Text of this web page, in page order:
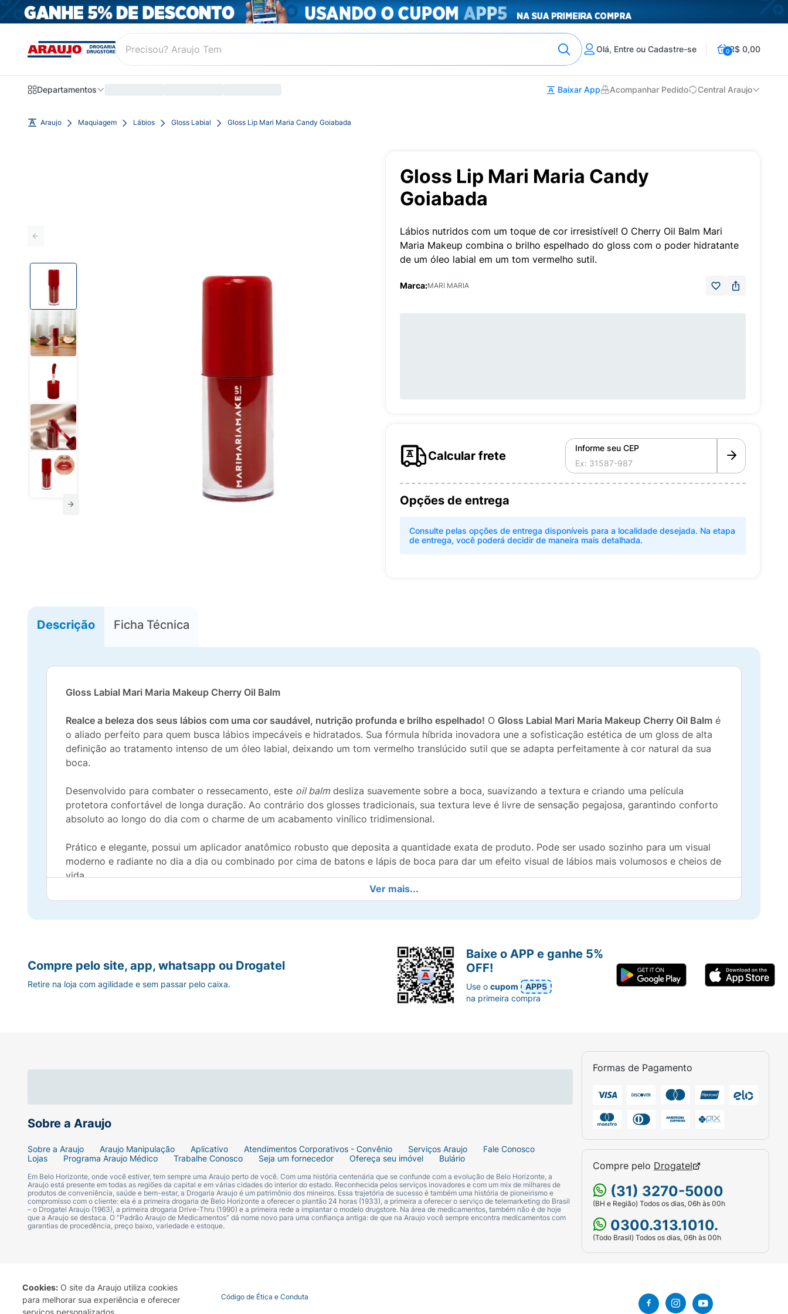
Cookies: O site da Araujo utiliza cookies
para melhorar sua experiência e oferecer
serviços personalizados.
Olá, Entre ou Cadastre-se 0R$ 0,00
Departamentos Baixar App Acompanhar Pedido Central Araujo
Araujo Maquiagem Lábios Gloss Labial Gloss Lip Mari Maria Candy Goiabada
Gloss Lip Mari Maria Candy
Goiabada
Lábios nutridos com um toque de cor irresistível! O Cherry Oil Balm Mari
Maria Makeup combina o brilho espelhado do gloss com o poder hidratante
de um óleo labial em um tom vermelho sutil.
Marca:MARI MARIA
Calcular frete
Informe seu CEP
Opções de entrega
Consulte pelas opções de entrega disponíveis para a localidade desejada. Na etapa
de entrega, você poderá decidir de maneira mais detalhada.
Descrição Ficha Técnica
Gloss Labial Mari Maria Makeup Cherry Oil Balm
Realce a beleza dos seus lábios com uma cor saudável, nutrição profunda e brilho espelhado! O Gloss Labial Mari Maria Makeup Cherry Oil Balm é
o aliado perfeito para quem busca lábios impecáveis e hidratados. Sua fórmula híbrida inovadora une a sofisticação estética de um gloss de alta
definição ao tratamento intenso de um óleo labial, deixando um tom vermelho translúcido sutil que se adapta perfeitamente à cor natural da sua
boca.
Desenvolvido para combater o ressecamento, este oil balmdesliza suavemente sobre a boca, suavizando a textura e criando uma película
protetora confortável de longa duração. Ao contrário dos glosses tradicionais, sua textura leve é livre de sensação pegajosa, garantindo conforto
absoluto ao longo do dia com o charme de um acabamento vinílico tridimensional.
Prático e elegante, possui um aplicador anatômico robusto que deposita a quantidade exata de produto. Pode ser usado sozinho para um visual
moderno e radiante no dia a dia ou combinado por cima de batons e lápis de boca para dar um efeito visual de lábios mais volumosos e cheios de
vida.
Benefícios e Diferenciais:
Toque de Cor Saudável: Deixa um leve e sofisticado tom avermelhado translúcido ideal para qualquer ocasião.
Acabamento Espelhado Confortável: Entrega um brilho cristalino que reflete a luz sem escorrer e sem ficar grudento.
Ver mais...
Sobre a Araujo
Sobre a Araujo Araujo Manipulação Aplicativo Atendimentos Corporativos - Convênio Serviços Araujo
Fale Conosco
Lojas
Programa Araujo Médico Trabalhe Conosco Seja um fornecedor Ofereça seu imóvel Bulário
Em Belo Horizonte, onde você estiver, tem sempre uma Araujo perto de você. Com uma história centenária que se confunde com a evolução de Belo Horizonte, a
Araujo está presente em todas as regiões da capital e em várias cidades do interior do estado. Reconhecida pelos serviços inovadores e com um mix de milhares de
produtos de conveniência, saúde e bem-estar, a Drogaria Araujo é um patrimônio dos mineiros. Essa trajetória de sucesso é também uma história de pioneirismo e
compromisso com o cliente: ela é a primeira drogaria de Belo Horizonte a oferecer o plantão 24 horas (1933), a primeira a oferecer o serviço de telemarketing do Brasil
– o Drogatel Araujo (1963), a primeira drogaria Drive-Thru (1990) e a primeira rede a implantar o modelo drugstore. Na área de medicamentos, também não é de hoje
que a Araujo se destaca. O “Padrão Araujo de Medicamentos” dá nome novo para uma confiança antiga: de que na Araujo você sempre encontra medicamentos com
garantias de procedência, preço baixo, variedade e estoque.
Formas de Pagamento
Compre pelo Drogatel
(31) 3270-5000
(BH e Região) Todos os dias, 06h às 00h
0300.313.1010.
(Todo Brasil) Todos os dias, 06h às 00h
Compre pelo site, app, whatsapp ou Drogatel
Retire na loja com agilidade e sem passar pelo caixa.
Baixe o APP e ganhe 5%
OFF!
Use ocupom
APP5
na primeira compra
Termo de Uso Portal da Privacidade Covid-19 Código de Ética e Conduta